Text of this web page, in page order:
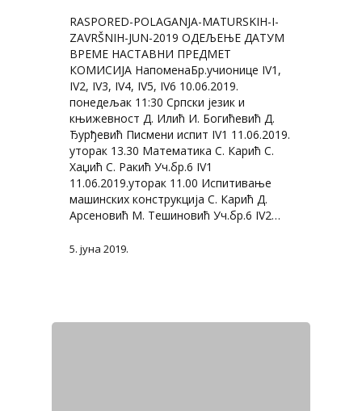
RASPORED-POLAGANJA-MATURSKIH-I-
ZAVRŠNIH-JUN-2019 ОДЕЉЕЊЕ ДАТУМ
ВРЕМЕ НАСТАВНИ ПРЕДМЕТ
КОМИСИЈА НапоменаБр.учионице IV1,
IV2, IV3, IV4, IV5, IV6 10.06.2019.
понедељак 11:30 Српски језик и
књижевност Д. Илић И. Богићевић Д.
Ђурђевић Писмени испит IV1 11.06.2019.
уторак 13.30 Математика С. Карић С.
Хаџић С. Ракић Уч.бр.6 IV1
11.06.2019.уторак 11.00 Испитивање
машинских конструкција С. Карић Д.
Арсеновић М. Тешиновић Уч.бр.6 IV2…
5. јуна 2019.